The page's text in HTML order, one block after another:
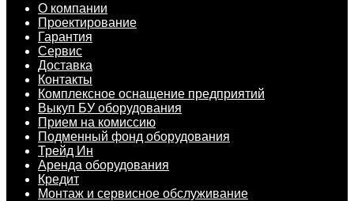
О компании
Проектирование
Гарантия
Сервис
Доставка
Контакты
Комплексное оснащение предприятий
Выкуп БУ оборудования
Прием на комиссию
Подменный фонд оборудования
Трейд Ин
Аренда оборудования
Кредит
Монтаж и сервисное обслуживание